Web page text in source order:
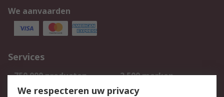
We aanvaarden
Services
750.000 producten
2.500 merken
Bestellen
Inkoopoplossingen
We respecteren uw privacy